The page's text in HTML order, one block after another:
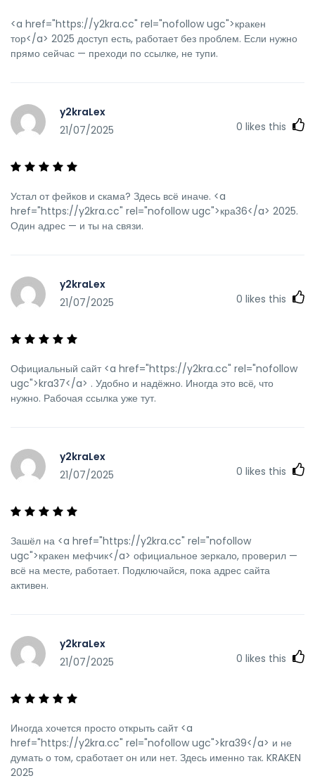
<a href="https://y2kra.cc" rel="nofollow ugc">кракен
тор</a> 2025 доступ есть, работает без проблем. Если нужно
прямо сейчас — преходи по ссылке, не тупи.
y2kraLex
21/07/2025
0 likes this
Устал от фейков и скама? Здесь всё иначе. <a
href="https://y2kra.cc" rel="nofollow ugc">кра36</a> 2025.
Один адрес — и ты на связи.
y2kraLex
21/07/2025
0 likes this
Официальный сайт <a href="https://y2kra.cc" rel="nofollow
ugc">kra37</a> . Удобно и надёжно. Иногда это всё, что
нужно. Рабочая ссылка уже тут.
y2kraLex
21/07/2025
0 likes this
Зашёл на <a href="https://y2kra.cc" rel="nofollow
ugc">кракен мефчик</a> официальное зеркало, проверил —
всё на месте, работает. Подключайся, пока адрес сайта
активен.
y2kraLex
21/07/2025
0 likes this
Иногда хочется просто открыть сайт <a
href="https://y2kra.cc" rel="nofollow ugc">kra39</a> и не
думать о том, сработает он или нет. Здесь именно так. KRAKEN
2025